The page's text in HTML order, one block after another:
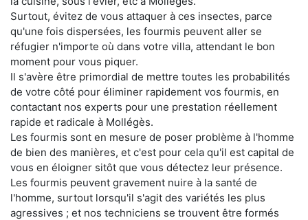
Surtout, évitez de vous attaquer à ces insectes, parce
qu'une fois dispersées, les fourmis peuvent aller se
réfugier n'importe où dans votre villa, attendant le bon
moment pour vous piquer.
Il s'avère être primordial de mettre toutes les probabilités
de votre côté pour éliminer rapidement vos fourmis, en
contactant nos experts pour une prestation réellement
rapide et radicale à Mollégès.
Les fourmis sont en mesure de poser problème à l'homme
de bien des manières, et c'est pour cela qu'il est capital de
vous en éloigner sitôt que vous détectez leur présence.
Les fourmis peuvent gravement nuire à la santé de
l'homme, surtout lorsqu'il s'agit des variétés les plus
agressives ; et nos techniciens se trouvent être formés